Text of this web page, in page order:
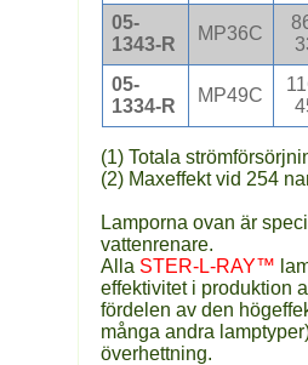
05-
1343-R
MP36C
05-
1334-R
MP49C
(1) Totala
(2) Maxeffekt vid 254
Lamporna ovan är
vattenrenare.
Alla STER-L-RAY™
effektivitet i produktion
fördelen av den
många andra
överhettning.